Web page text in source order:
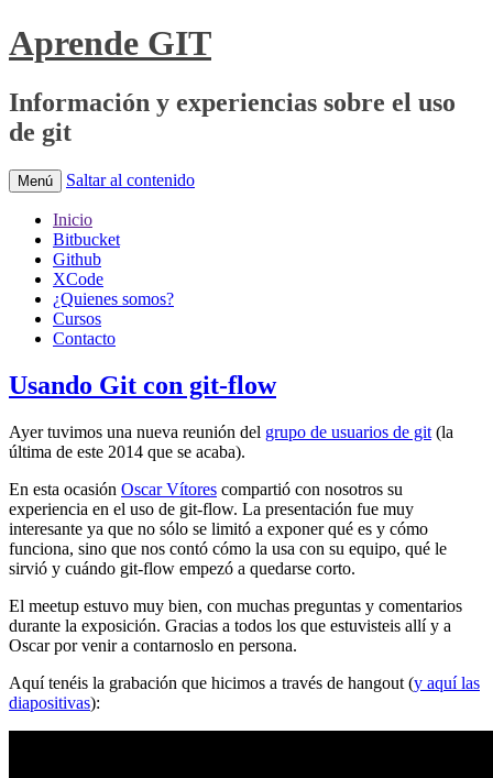
Aprende GIT
Información y experiencias sobre el uso
de git
Menú Saltar al contenido
Inicio
Bitbucket
Github
XCode
¿Quienes somos?
Cursos
Contacto
Usando Git con git-flow
Ayer tuvimos una nueva reunión del grupo de usuarios de git (la
última de este 2014 que se acaba).
En esta ocasión Oscar Vítores compartió con nosotros su
experiencia en el uso de git-flow. La presentación fue muy
interesante ya que no sólo se limitó a exponer qué es y cómo
funciona, sino que nos contó cómo la usa con su equipo, qué le
sirvió y cuándo git-flow empezó a quedarse corto.
El meetup estuvo muy bien, con muchas preguntas y comentarios
durante la exposición. Gracias a todos los que estuvisteis allí y a
Oscar por venir a contarnoslo en persona.
Aquí tenéis la grabación que hicimos a través de hangout (y aquí las
diapositivas):